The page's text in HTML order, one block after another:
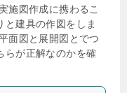
施図作成に携わるこ
と建具の作図をしま
面図と展開図とでつ
らが正解なのかを確